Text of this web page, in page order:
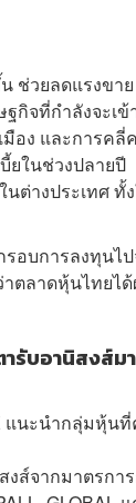
ช่วยลดแรงขาย
กิจที่กำลังจะเข้
มือง และการ
ยในช่วงปลายปี
ต่างประเทศ
อบการลงทุนไ
าตลาดหุ้นไทยไ
รับอานิสงส์ม
นะนำกลุ่มหุ้น
ส์จากมาตรกา